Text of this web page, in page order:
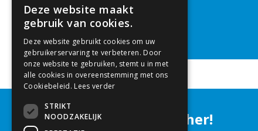
Bedrijfsnaam
Vraag aan
Let´s grow together!
ENGLISH
Deze website maakt
gebruik van cookies.
Deze website gebruikt cookies om uw
gebruikerservaring te verbeteren. Door
onze website te gebruiken, stemt u in met
alle cookies in overeenstemming met ons
Cookiebeleid. Lees verder
STRIKT
NOODZAKELIJK